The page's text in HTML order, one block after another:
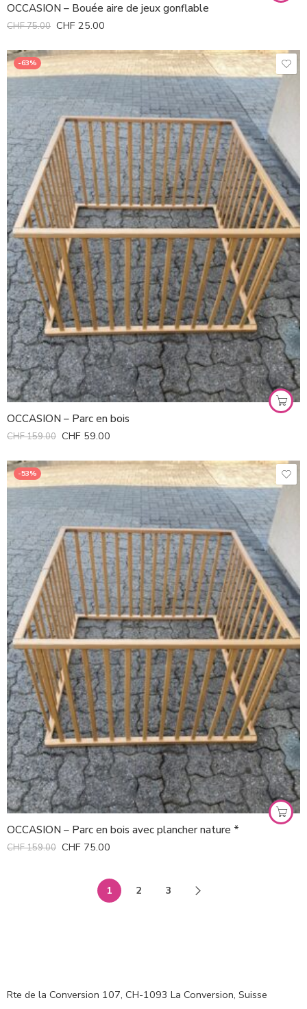
OCCASION – Bouée aire de jeux gonflable
CHF75.00 CHF 25.00
-63%
OCCASION – Parc en bois
CHF159.00 CHF 59.00
-53%
OCCASION – Parc en bois avec plancher nature *
CHF159.00 CHF 75.00
1 2 3
Rte de la Conversion 107, CH-1093 La Conversion, Suisse